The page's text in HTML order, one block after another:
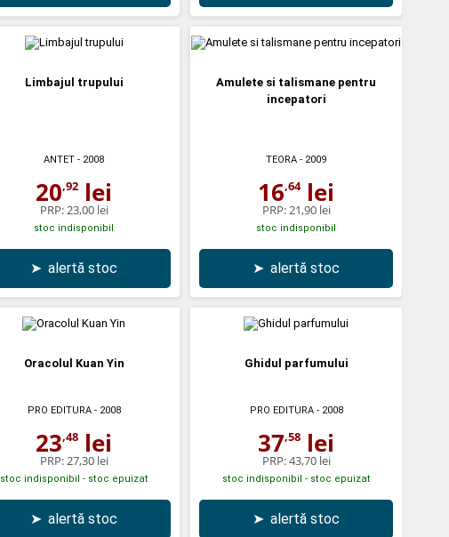
Limbajul trupului
ANTET - 2008
20,92 lei
PRP:23,00 lei
stoc indisponibil
➤ alertă stoc
Amulete si talismane pentru
incepatori
TEORA - 2009
16,64lei
PRP:21,90 lei
stoc indisponibil
➤ alertă stoc
Oracolul Kuan Yin
PRO EDITURA- 2008
23,48 lei
PRP:27,30 lei
stoc indisponibil - stoc epuizat
➤ alertă stoc
Ghidul parfumului
PRO EDITURA- 2008
37,58 lei
PRP:43,70 lei
stoc indisponibil - stoc epuizat
➤ alertă stoc